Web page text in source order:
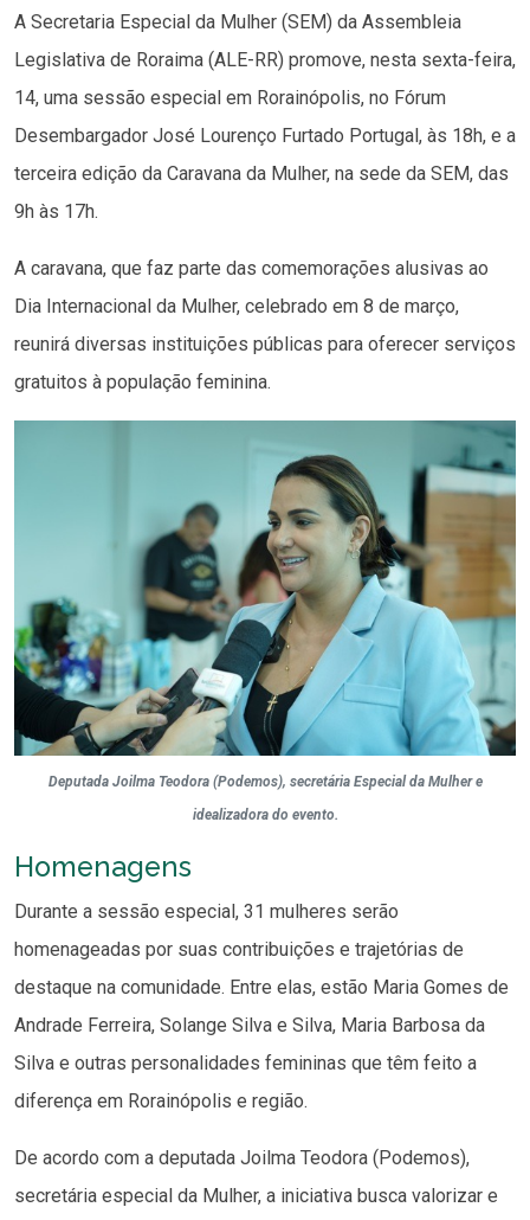
A Secretaria Especial da Mulher (SEM) da Assembleia
Legislativa de Roraima (ALE-RR) promove, nesta sexta-feira,
14, uma sessão especial em Rorainópolis, no Fórum
Desembargador José Lourenço Furtado Portugal, às 18h, e a
terceira edição da Caravana da Mulher, na sede da SEM, das
9h às 17h.
A caravana, que faz parte das comemorações alusivas ao
Dia Internacional da Mulher, celebrado em 8 de março,
reunirá diversas instituições públicas para oferecer serviços
gratuitos à população feminina.
Deputada Joilma Teodora (Podemos), secretária Especial da Mulher e
idealizadora do evento.
Homenagens
Durante a sessão especial, 31 mulheres serão
homenageadas por suas contribuições e trajetórias de
destaque na comunidade. Entre elas, estão Maria Gomes de
Andrade Ferreira, Solange Silva e Silva, Maria Barbosa da
Silva e outras personalidades femininas que têm feito a
diferença em Rorainópolis e região.
De acordo com a deputada Joilma Teodora (Podemos),
secretária especial da Mulher, a iniciativa busca valorizar e